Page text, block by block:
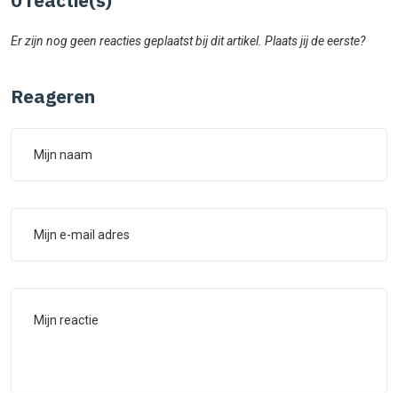
Er zijn nog geen reacties geplaatst bij dit artikel. Plaats jij de eerste?
Reageren